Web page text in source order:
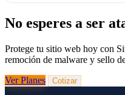
No esperes a ser
Protege tu sitio web hoy con
remoción de malware y sello
Ver Planes
Cotizar